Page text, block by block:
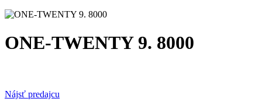
ONE-TWENTY 9. 8000
Nájsť predajcu